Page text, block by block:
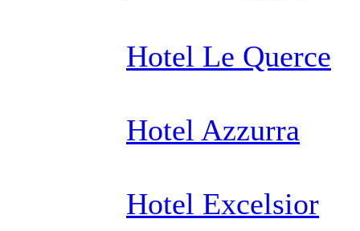
Hotel Le Querce
Hotel Azzurra
Hotel Excelsior